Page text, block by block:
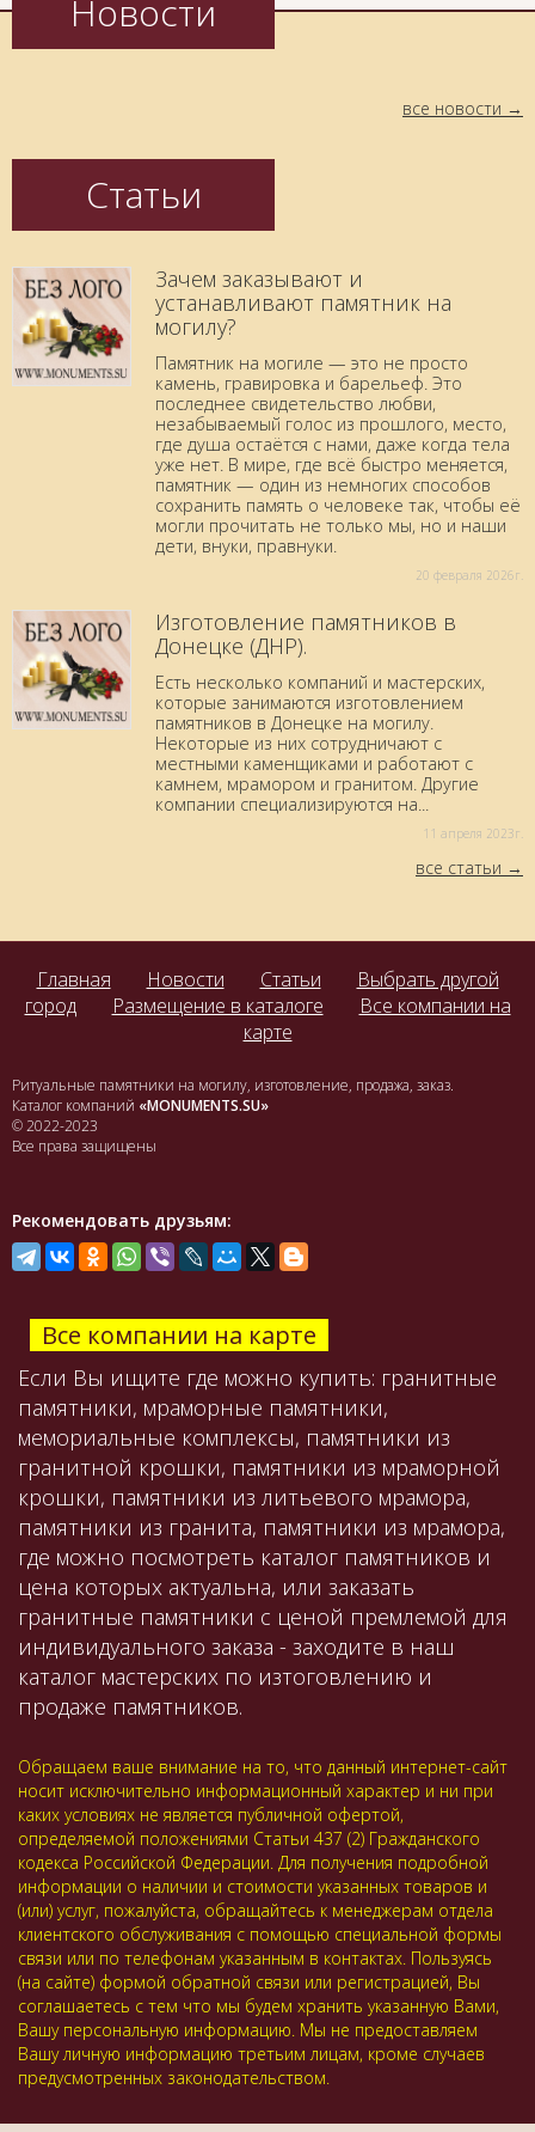
Новости
все новости
Статьи
Зачем заказывают и
устанавливают памятник на
могилу?
Памятник на могиле — это не просто
камень, гравировка и барельеф. Это
последнее свидетельство любви,
незабываемый голос из прошлого, место,
где душа остаётся с нами, даже когда тела
уже нет. В мире, где всё быстро меняется,
памятник — один из немногих способов
сохранить память о человеке так, чтобы её
могли прочитать не только мы, но и наши
дети, внуки, правнуки.
20 февраля 2026г.
Изготовление памятников в
Донецке (ДНР).
Есть несколько компаний и мастерских,
которые занимаются изготовлением
памятников в Донецке на могилу.
Некоторые из них сотрудничают с
местными каменщиками и работают с
камнем, мрамором и гранитом. Другие
компании специализируются на...
11 aпреля 2023г.
все статьи
Главная Новости Статьи
Выбрать другой
город
Размещение в каталоге
Все компании на
карте
Ритуальные памятники на могилу, изготовление, продажа, заказ.
Каталог компаний «MONUMENTS.SU»
© 2022-2023
Все права защищены
Рекомендовать друзьям:
Все компании на карте
Если Вы ищите где можно купить: гранитные
памятники, мраморные памятники,
мемориальные комплексы, памятники из
гранитной крошки, памятники из мраморной
крошки, памятники из литьевого мрамора,
памятники из гранита, памятники из мрамора,
где можно посмотреть каталог памятников и
цена которых актуальна, или заказать
гранитные памятники с ценой премлемой для
индивидуального заказа - заходите в наш
каталог мастерских по изтоговлению и
продаже памятников.
Обращаем ваше внимание на то, что данный интернет-сайт
носит исключительно информационный характер и ни при
каких условиях не является публичной офертой,
определяемой положениями Статьи 437 (2) Гражданского
кодекса Российской Федерации. Для получения подробной
информации о наличии и стоимости указанных товаров и
(или) услуг, пожалуйста, обращайтесь к менеджерам отдела
клиентского обслуживания с помощью специальной формы
связи или по телефонам указанным в контактах. Пользуясь
(на сайте) формой обратной связи или регистрацией, Вы
соглашаетесь с тем что мы будем хранить указанную Вами,
Вашу персональную информацию. Мы не предоставляем
Вашу личную информацию третьим лицам, кроме случаев
предусмотренных законодательством.